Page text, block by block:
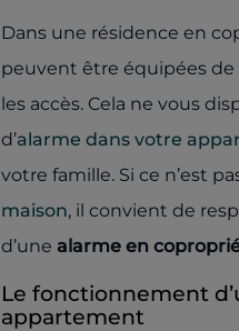
Dans une résidence en
peuvent être équipées
les accès. Cela ne vous
d’alarme dans votre
votre famille. Si ce n’est
maison, il convient de
d’une alarme en
Le fonctionnement
appartement